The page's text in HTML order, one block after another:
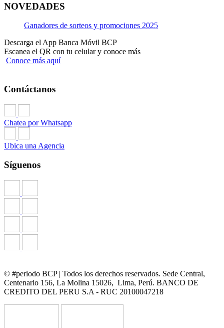
NOVEDADES
Ganadores de sorteos y promociones 2025
Descarga el App Banca Móvil BCP
Escanea el QR con tu celular y conoce más
Conoce más aquí
Contáctanos
Chatea por Whatsapp
Ubica una Agencia
Síguenos
© #periodo BCP | Todos los derechos reservados. Sede Central,
Centenario 156, La Molina 15026, Lima, Perú. BANCO DE
CREDITO DEL PERU S.A - RUC 20100047218